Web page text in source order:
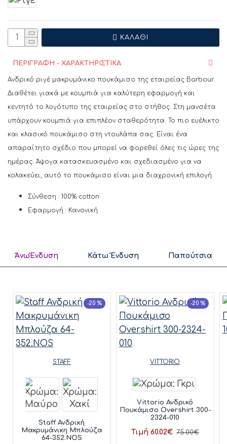
ΚΑΛΆΘΙ
ΠΕΡΙΓΡΑΦΗ - ΧΑΡΑΚΤΗΡΙΣΤΙΚΑ
Ανδρικό ριγέ μακρυμάνικο πουκάμισο της εταιρείας Barbour.
Διαθέτει γιακά με κουμπιά για καλύτερη εφαρμογή και
κεντητό το λογότυπο της εταιρείας στο στήθος. Στη μανσέτα
υπάρχουν κουμπιά για επιπλέον σταθερότητα. Το πιο ευέλικτο
και κλασικό πουκάμισο στη ντουλάπα σας. Είναι ένα
απαραίτητο σχέδιο που μπορεί να φορεθεί όλες τις ώρες της
ημέρας. Άψογα κατασκευασμένο και σχεδιασμένο για να
κολακεύει, αυτό το πουκάμισο είναι μια διαχρονική επιλογή.
Σύνθεση : 100% cotton
Εφαρμογή : Κανονική
ΆνωΈνδυση Κάτω Ένδυση Παπούτσια
-20 %
STAFF
Staff Ανδρική
Μακρυμάνικη Μπλούζα
64-352.NOS
-20 %
VITTORIO
Vittorio Ανδρικό
Πουκάμισο Overshirt 300-
2324-010
Τιμή 60.02€ 75.00€